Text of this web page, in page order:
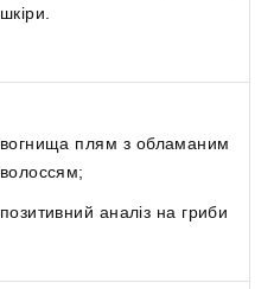
шкіри.
вогнища плям з обламаним
волоссям;
позитивний аналіз на гриби